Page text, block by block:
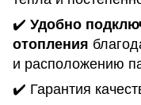
✔️ Удобно
отопления
и расположению
✔️ Гарантия